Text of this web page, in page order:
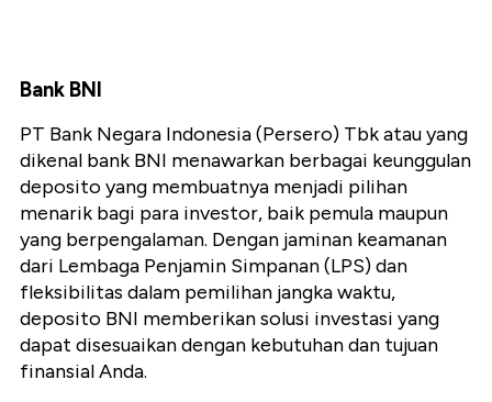
Bank BNI
PT Bank Negara Indonesia (Persero) Tbk atau yang
dikenal bank BNI menawarkan berbagai keunggulan
deposito yang membuatnya menjadi pilihan
menarik bagi para investor, baik pemula maupun
yang berpengalaman. Dengan jaminan keamanan
dari Lembaga Penjamin Simpanan (LPS) dan
fleksibilitas dalam pemilihan jangka waktu,
deposito BNI memberikan solusi investasi yang
dapat disesuaikan dengan kebutuhan dan tujuan
finansial Anda.